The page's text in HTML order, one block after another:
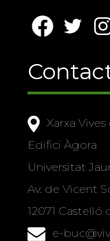
Xarxa
Edifici Àgora
Universitat
Av. de Vicent
12071 Castelló
e-